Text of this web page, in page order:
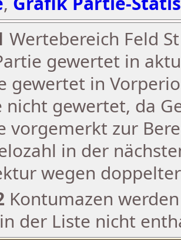
Wertebereich Feld
gewertet in
gewertet in
nicht gewertet, da
vorgemerkt zur
in der
wegen
Kontumazen
der Liste nicht